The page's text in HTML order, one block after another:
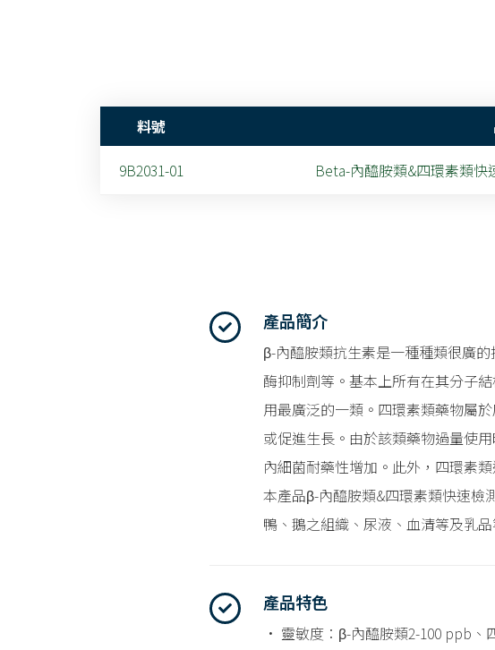
料號
9B2031-01 Beta-內醯胺類&四環素類快
產品簡介
β-內醯胺類抗生素是一種種類很廣
酶抑制劑等。基本上所有在其分子
用最廣泛的一類。四環素類藥物屬
或促進生長。由於該類藥物過量使
內細菌耐藥性增加。此外，四環素
本產品β-內醯胺類&四環素類快速檢
鴨、鵝之組織、尿液、血清等及乳
產品特色
• 靈敏度：β-內醯胺類2-100 ppb